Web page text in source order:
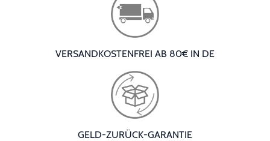
VERSANDKOSTENFREI AB 80€ IN DE
GELD-ZURÜCK-GARANTIE